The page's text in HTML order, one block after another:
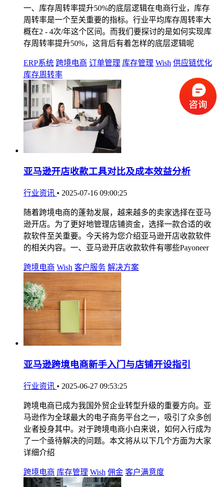
一、库存周转率提升50%的底层逻辑在电商行业，库存
周转率是一个至关重要的指标。行业平均库存周转率大
概在2 - 4次/年这个区间。而我们要探讨的是如何实现库
存周转率提升50%，这背后有着怎样的底层逻辑呢
ERP系统 跨境电商 订单管理 库存管理 Wish 供应链优化
库存周转率
亚马逊开店收款工具对比及成本效益分析
行业资讯 • 2025-07-16 09:00:25
随着跨境电商的蓬勃发展，越来越多的卖家选择在亚马
逊开店。为了更好地管理店铺资金，选择一款合适的收
款软件至关重要。今天将为您介绍亚马逊开店收款软件
的相关内容。一、亚马逊开店收款软件有哪些Payoneer
跨境电商 Wish 客户服务 解决方案
亚马逊跨境电商新手入门与店铺开设指引
行业资讯 • 2025-06-27 09:53:25
跨境电商已成为我国外贸企业转型升级的重要方向。亚
马逊作为全球最大的电子商务平台之一，吸引了众多创
业者投身其中。对于跨境电商小白来说，如何入行成为
了一个亟待解决的问题。本文将从以下几个方面为大家
详细介绍
跨境电商 库存管理 Wish 佣金 客户满意度